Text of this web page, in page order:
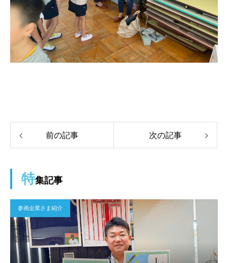
前の記事 次の記事
特集記事
参画企業さま紹介